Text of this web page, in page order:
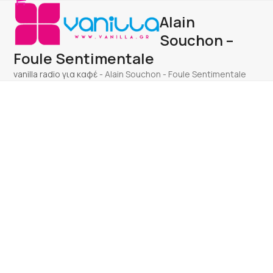
Skip
content
Open
mobile
menu
Close
mobile
menu
Alain
Souchon –
Foule Sentimentale
vanilla radio για καφέ -Alain Souchon - Foule Sentimentale